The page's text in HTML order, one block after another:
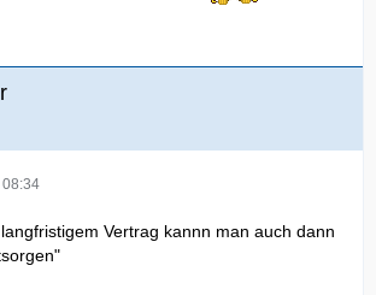
08:34
Vertrag kannn man auch dann